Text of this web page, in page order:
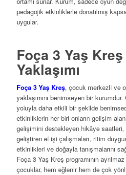
pedagojik etkinliklerle donatılmış
uygular.
Foça 3 Yaş
Yaklaşımı
Foça 3 Yaş Kreş, çocuk merkezli ve
yaklaşımını benimseyen bir
yoluyla daha etkili bir şekilde
etkinliklerin her biri onların gelişim
gelişimini destekleyen hikâye
geliştiren el işi çalışmaları, ritim
etkinlikleri ve doğayla tanışmalarını
Foça 3 Yaş Kreş programının
çocuklar, hem eğlenir hem de çok